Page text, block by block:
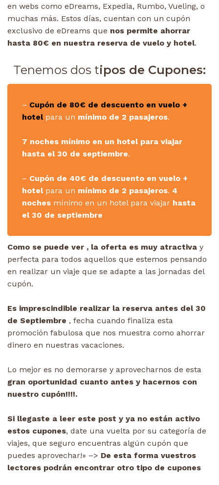
en webs como eDreams, Expedia, Rumbo, Vueling, o
muchas más. Estos días, cuentan con un cupón
exclusivo de eDreams que nos permite ahorrar
hasta 80€ en nuestra reserva de vuelo y hotel.
Tenemos dos tipos de Cupones:
– Cupón de 80€ de descuento en vuelo +
hotelpara un mínimo de 2 pasajeros.
7 noches mínimo en un hotel para viajar
hasta el 30 de septiembre.
– Cupón de 40€ de descuento en vuelo +
hotelpara un mínimo de 2 pasajeros. 4
noches mínimo en un hotel para viajar hasta
el 30 de septiembre
Como se puede ver , la oferta es muy atractiva y
perfecta para todos aquellos que estemos pensando
en realizar un viaje que se adapte a las jornadas del
cupón.
Es imprescindible realizar la reserva antes del 30
de Septiembre , fecha cuando finaliza esta
promoción fabulosa que nos muestra como ahorrar
dinero en nuestras vacaciones.
Lo mejor es no demorarse y aprovecharnos de esta
gran oportunidad cuanto antes y hacernos con
nuestro cupón!!!!.
Si llegaste a leer este post y ya no están activo
estos cupones, date una vuelta por su categoría de
viajes, que seguro encuentras algún cupón que
puedes aprovechar!» –> De esta forma vuestros
lectores podrán encontrar otro tipo de cupones